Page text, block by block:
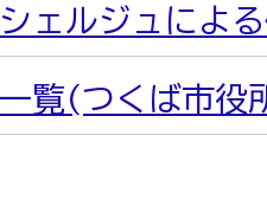
ェルジュによ
覧(つくば市役